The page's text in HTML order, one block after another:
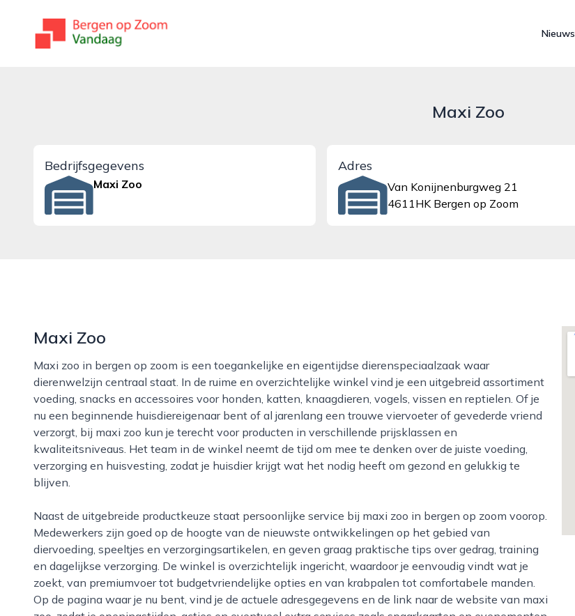
bergenopzoomvandaag.nl
Nieuws
Maxi Zoo
Bedrijfsgegevens
Maxi Zoo
Adres
Van Konijnenburgweg 21
4611HK Bergen op Zoom
Maxi Zoo
Maxi zoo in bergen op zoom is een toegankelijke en eigentijdse dierenspeciaalzaak waar
dierenwelzijn centraal staat. In de ruime en overzichtelijke winkel vind je een uitgebreid assortiment
voeding, snacks en accessoires voor honden, katten, knaagdieren, vogels, vissen en reptielen. Of je
nu een beginnende huisdiereigenaar bent of al jarenlang een trouwe viervoeter of gevederde vriend
verzorgt, bij maxi zoo kun je terecht voor producten in verschillende prijsklassen en
kwaliteitsniveaus. Het team in de winkel neemt de tijd om mee te denken over de juiste voeding,
verzorging en huisvesting, zodat je huisdier krijgt wat het nodig heeft om gezond en gelukkig te
blijven.
Naast de uitgebreide productkeuze staat persoonlijke service bij maxi zoo in bergen op zoom voorop.
Medewerkers zijn goed op de hoogte van de nieuwste ontwikkelingen op het gebied van
diervoeding, speeltjes en verzorgingsartikelen, en geven graag praktische tips over gedrag, training
en dagelijkse verzorging. De winkel is overzichtelijk ingericht, waardoor je eenvoudig vindt wat je
zoekt, van premiumvoer tot budgetvriendelijke opties en van krabpalen tot comfortabele manden.
Op de pagina waar je nu bent, vind je de actuele adresgegevens en de link naar de website van maxi